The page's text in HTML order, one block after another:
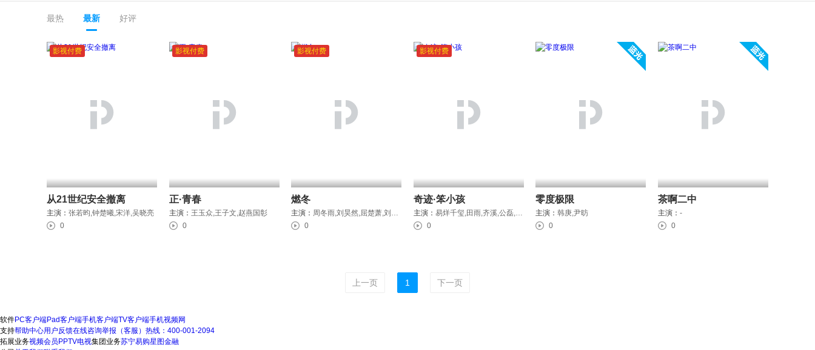
最热 最新 好评
影视付费
从21世纪安全撤离
主演： 张若昀,钟楚曦,宋洋,吴晓亮
0
影视付费
正·青春
主演： 王玉众,王子文,赵燕国彰
0
影视付费
燃冬
主演：
周冬雨,刘昊然,屈楚萧,刘白沙,魏如光
0
影视付费
奇迹·笨小孩
主演：
易烊千玺,田雨,齐溪,公磊,许君聪,陈哈琳,王宁,黄尧,巩金国,王传君,章宇,张志坚,杨新鸣,咏梅,徐峥
0
零度极限
主演： 韩庚,尹昉
0
茶啊二中
主演： -
0
上一页 1 下一页
软件PC客户端Pad客户端手机客户端TV客户端手机视频网
支持帮助中心用户反馈在线咨询举报（客服）热线：400-001-2094
拓展业务视频会员 PPTV电视集团业务苏宁易购星图金融